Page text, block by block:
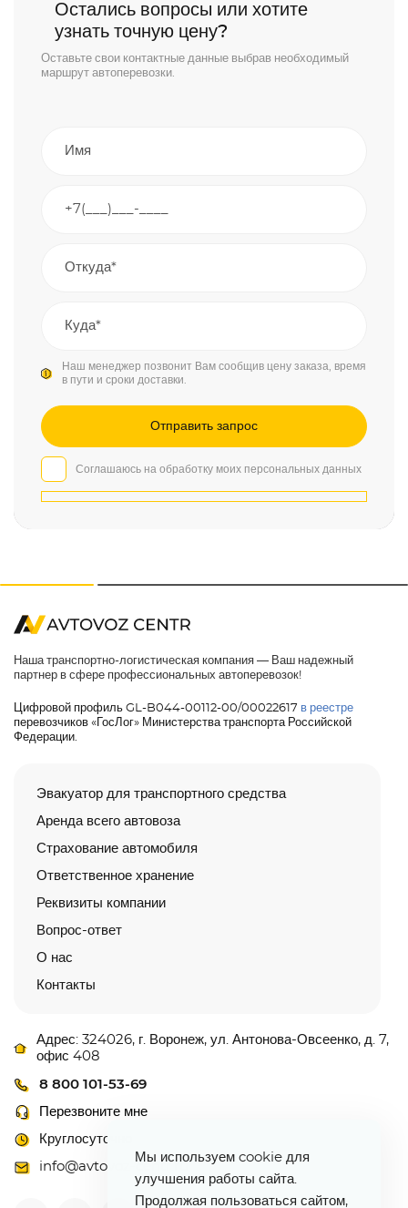
Остались вопросы или хотите
узнать точную цену?
Оставьте свои контактные данные выбрав необходимый
маршрут автоперевозки.
Наш менеджер позвонит Вам сообщив цену заказа, время
в пути и сроки доставки.
Соглашаюсь на обработку моих персональных данных
Наша транспортно-логистическая компания — Ваш надежный
партнер в сфере профессиональных автоперевозок!
Цифровой профиль GL-B044-00112-00/00022617 в реестре
перевозчиков «ГосЛог» Министерства транспорта Российской
Федерации.
Эвакуатор для транспортного средства
Аренда всего автовоза
Страхование автомобиля
Ответственное хранение
Реквизиты компании
Вопрос-ответ
О нас
Контакты
Адрес: 324026, г. Воронеж, ул. Антонова-Овсеенко, д. 7,
офис 408
8 800 101-53-69
Перезвоните мне
Круглосуточно
info@avtovoz-centr.ru
Мы используем cookie для
улучшения работы сайта.
Продолжая пользоваться сайтом,